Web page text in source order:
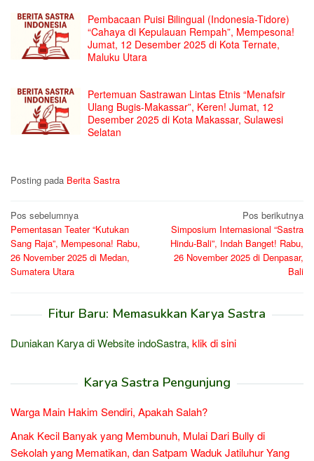
Pembacaan Puisi Bilingual (Indonesia-Tidore)
“Cahaya di Kepulauan Rempah”, Mempesona!
Jumat, 12 Desember 2025 di Kota Ternate,
Maluku Utara
Pertemuan Sastrawan Lintas Etnis “Menafsir
Ulang Bugis-Makassar”, Keren! Jumat, 12
Desember 2025 di Kota Makassar, Sulawesi
Selatan
Posting pada Berita Sastra
Navigasi
pos
Pos sebelumnya
Pementasan Teater “Kutukan
Sang Raja”, Mempesona! Rabu,
26 November 2025 di Medan,
Sumatera Utara
Pos berikutnya
Simposium Internasional “Sastra
Hindu-Bali”, Indah Banget! Rabu,
26 November 2025 di Denpasar,
Bali
Fitur Baru: Memasukkan Karya Sastra
Duniakan Karya di Website indoSastra, klik di sini
Karya Sastra Pengunjung
Warga Main Hakim Sendiri, Apakah Salah?
Anak Kecil Banyak yang Membunuh, Mulai Dari Bully di
Sekolah yang Mematikan, dan Satpam Waduk Jatiluhur Yang